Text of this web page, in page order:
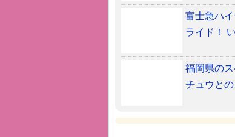
富士急ハ
ライド！
福岡県の
チュウと